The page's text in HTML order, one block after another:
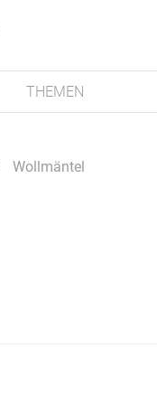
THEMEN
Wollmäntel